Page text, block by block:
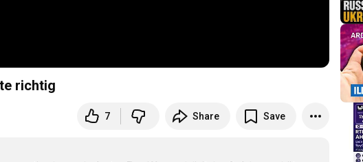
richtig
7 Share Save